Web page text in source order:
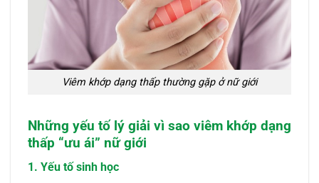
Viêm khớp dạng thấp thường gặp ở nữ giới
Những yếu tố lý giải vì sao viêm khớp dạng
thấp “ưu ái” nữ giới
1. Yếu tố sinh học